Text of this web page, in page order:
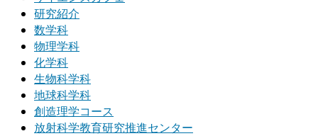
研究紹介
数学科
物理学科
化学科
生物科学科
地球科学科
創造理学コース
放射科学教育研究推進センター